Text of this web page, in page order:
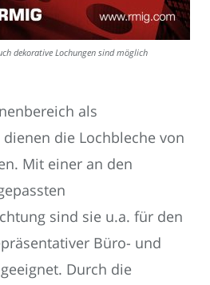
dekorative Lochungen sind möglich
als
die Lochbleche von
Mit einer an den
sind sie u.a. für den
Büro- und
Durch die